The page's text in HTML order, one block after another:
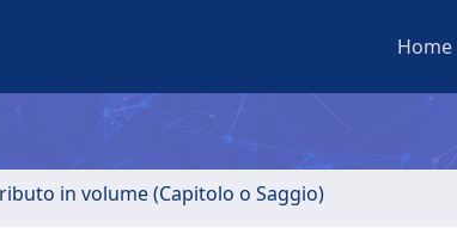
Home
in volume (Capitolo o Saggio)